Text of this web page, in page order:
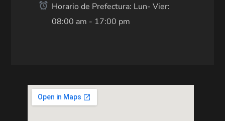
Horario de Prefectura: Lun- Vier:
08:00 am - 17:00 pm